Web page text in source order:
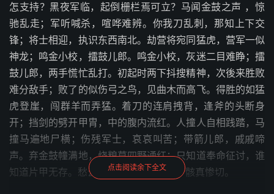
怎支持？黑夜军临，起倒栅栏焉可立？马闻金鼓之声 ，惊
驰乱走；军听喊杀，喧哗难辨。你我刀乱刺，那知上下交
锋；将士相迎，执识东西南北。劫营将宛同猛虎，营军一似
神龙；鸣金小校，擂鼓儿郎。鸣金小校，灰迷二目难睁；擂
鼓儿郎，两手慌忙乱打。初起时两下抖搜精神，次後来胜败
难分敌手；败了的似伤弓之鸟，见曲木而高飞。得胜的如猛
虎登崖，闯群羊而弄猛。着刀的连肩拽背，逢斧的头断身
开；挡剑的劈开甲胄，中的腹内流红。人撞人自相践踏，马
撞马遍地尸横；伤残军士，哀哀叫苦；带箭儿郎，戚戚啼
声。弃金鼓幢满地，烧粮草四野通红；只知道奉命征讨，谁
知道片甲无存。愁云只上九重天，遍地尸骸真惨切。
点击阅读余下全文